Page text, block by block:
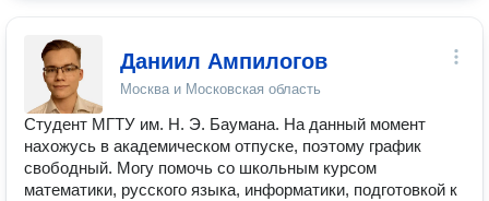
Даниил Ампилогов
Москва и Московская область
Студент МГТУ им. Н. Э. Баумана. На данный момент
нахожусь в академическом отпуске, поэтому график
свободный. Могу помочь со школьным курсом
математики, русского языка, информатики, подготовкой к